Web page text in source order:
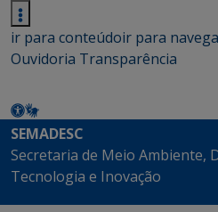
ir para conteúdoir para
Ouvidoria Transparência
SEMADESC
Secretaria de Meio Ambiente,
Tecnologia e Inovação